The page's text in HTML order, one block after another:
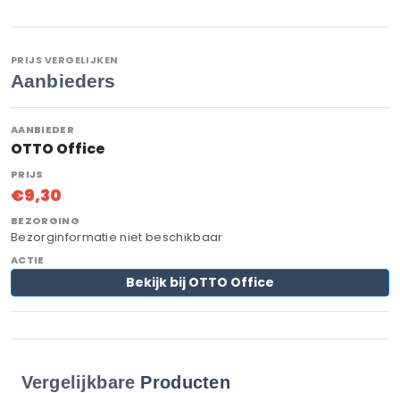
PRIJS VERGELIJKEN
Aanbieders
OTTO Office
€9,30
Bezorginformatie niet beschikbaar
Bekijk bij OTTO Office
Vergelijkbare Producten